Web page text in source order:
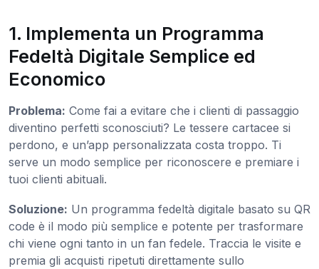
1. Implementa un Programma
Fedeltà Digitale Semplice ed
Economico
Problema: Come fai a evitare che i clienti di passaggio
diventino perfetti sconosciuti? Le tessere cartacee si
perdono, e un’app personalizzata costa troppo. Ti
serve un modo semplice per riconoscere e premiare i
tuoi clienti abituali.
Soluzione: Un programma fedeltà digitale basato su QR
code è il modo più semplice e potente per trasformare
chi viene ogni tanto in un fan fedele. Traccia le visite e
premia gli acquisti ripetuti direttamente sullo